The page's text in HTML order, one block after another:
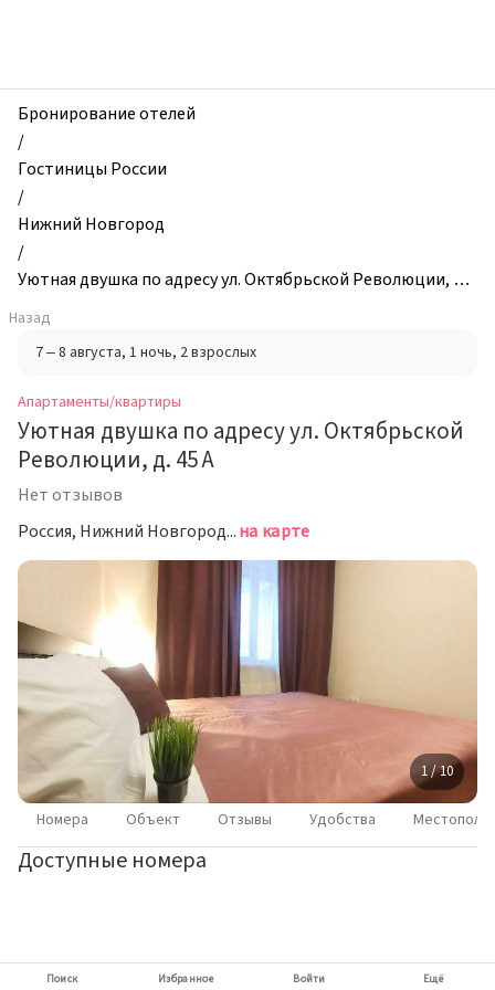
и
квартиры,
Уютная
двушка
по
адресу
ул.
Октябрьской
Революции,
А,
Нижний
Новгород,
Россия
Бронирование отелей
/
Гостиницы России
/
Нижний Новгород
/
Уютная двушка по адресу ул. Октябрьской Революции, д.
Назад
7 – 8 августа, 1 ночь, 2 взрослых
Апартаменты/квартиры
Уютная двушка по адресу ул. Октябрьской
Революции, д. 45 А
Нет отзывов
Россия, Нижний Новгород, улица Октябрьской Революции, 45Ана карте
1 / 10
Номера Объект Отзывы Удобства
Доступные номера
Поиск Избранное Войти Ещё